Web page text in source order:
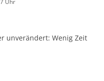
Uhr
unverändert: Wenig Zeit